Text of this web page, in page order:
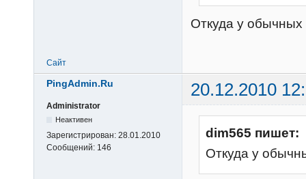
Откуда у
Сайт
PingAdmin.Ru 20.12.2010
Administrator
Неактивен
Зарегистрирован: 28.01.2010
Сообщений: 146
dim565 пишет:
Откуда у